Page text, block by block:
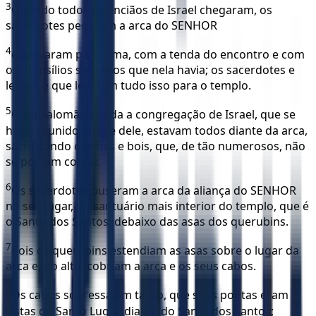
3Quando todos os anciãos de Israel chegaram, os
sacerdotes pegaram a arca do SENHOR
4e a levaram para cima, com a tenda do encontro e com
os utensílios sagrados que nela havia; os sacerdotes e
levitas é que levaram tudo isso para o templo.
5O rei Salomão e toda a congregação de Israel, que se
havia reunido diante dele, estavam todos diante da arca,
sacrificando ovelhas e bois, que, de tão numerosos, não
se podiam contar.
6Os sacerdotes puseram a arca da aliança do SENHOR
no seu lugar, no santuário mais interior do templo, que é
o Santo dos Santos, debaixo das asas dos querubins.
7
Pois os querubins estendiam as asas sobre o lugar da
arca e, do alto, cobriam a arca e os seus cabos.
Os cabos sobressaíam tanto, que suas pontas eram
vistas do Santo Lugar, diante do Santo dos Santos;